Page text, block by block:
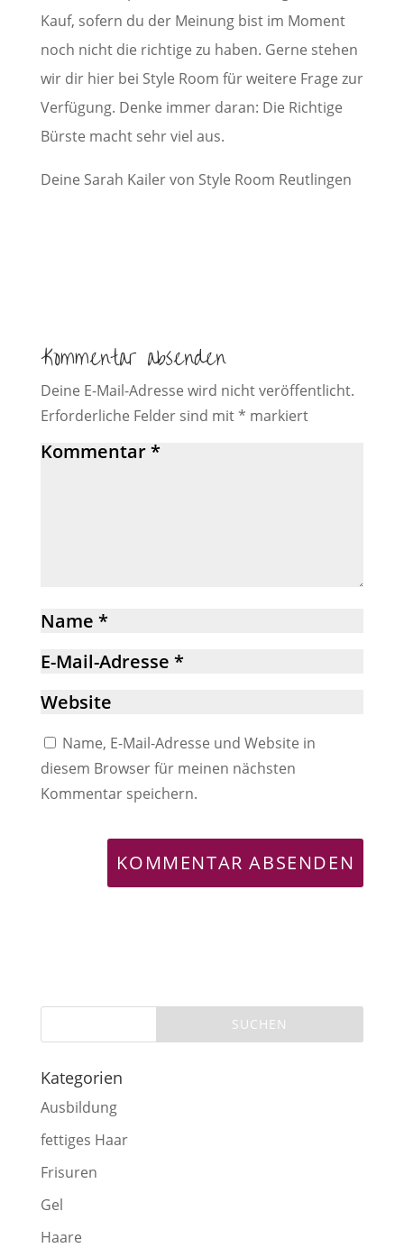
Kauf, sofern du der Meinung bist im Moment
noch nicht die richtige zu haben. Gerne stehen
wir dir hier bei Style Room für weitere Frage zur
Verfügung. Denke immer daran: Die Richtige
Bürste macht sehr viel aus.
Deine Sarah Kailer von Style Room Reutlingen
Kommentar absenden
Deine E-Mail-Adresse wird nicht veröffentlicht.
Erforderliche Felder sind mit* markiert
Name, E-Mail-Adresse und Website in
diesem Browser für meinen nächsten
Kommentar speichern.
Kategorien
Ausbildung
fettiges Haar
Frisuren
Gel
Haare